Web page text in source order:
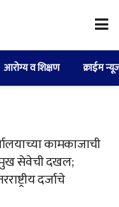
आरोग्य व शिक्षण क्राईम
कामकाजाची
सेवेची दखल;
दर्जाचे